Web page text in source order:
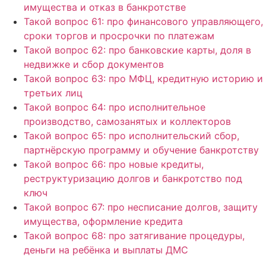
имущества и отказ в банкротстве
Такой вопрос 61: про финансового управляющего,
сроки торгов и просрочки по платежам
Такой вопрос 62: про банковские карты, доля в
недвижке и сбор документов
Такой вопрос 63: про МФЦ, кредитную историю и
третьих лиц
Такой вопрос 64: про исполнительное
производство, самозанятых и коллекторов
Такой вопрос 65: про исполнительский сбор,
партнёрскую программу и обучение банкротству
Такой вопрос 66: про новые кредиты,
реструктуризацию долгов и банкротство под
ключ
Такой вопрос 67: про несписание долгов, защиту
имущества, оформление кредита
Такой вопрос 68: про затягивание процедуры,
деньги на ребёнка и выплаты ДМС